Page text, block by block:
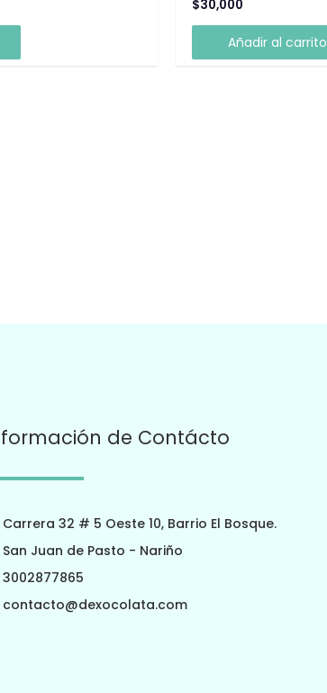
$30,000
Añadir al carrito
de Contácto
Carrera 32 # 5 Oeste 10, Barrio El Bosque.
San Juan de Pasto - Nariño
3002877865
contacto@dexocolata.com